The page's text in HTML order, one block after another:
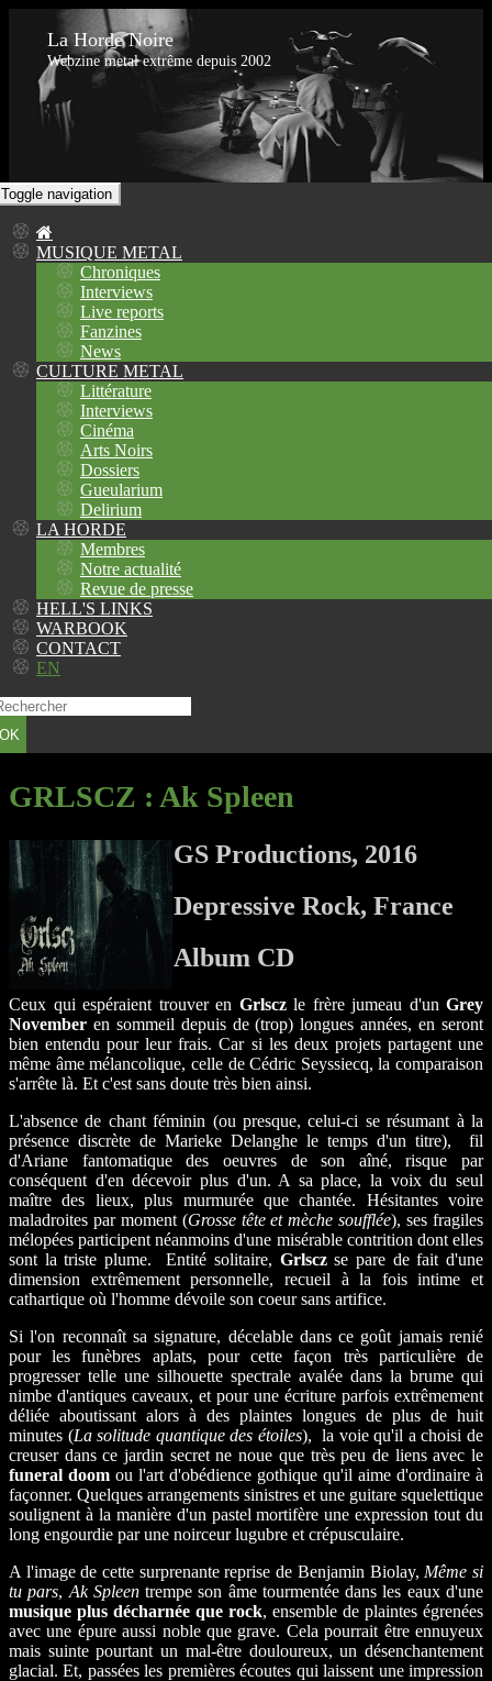
La Horde Noire
Webzine metal extrême depuis 2002
Toggle navigation
MUSIQUE METAL
Chroniques
Interviews
Live reports
Fanzines
News
CULTURE METAL
Littérature
Interviews
Cinéma
Arts Noirs
Dossiers
Gueularium
Delirium
LA HORDE
Membres
Notre actualité
Revue de presse
HELL'S LINKS
WARBOOK
CONTACT
EN
OK
GRLSCZ : Ak Spleen
GS Productions, 2016
Depressive Rock, France
Album CD
Ceux qui espéraient trouver en Grlsczle frère jumeau d'un Grey
November en sommeil depuis de (trop) longues années, en seront
bien entendu pour leur frais. Car si les deux projets partagent une
même âme mélancolique, celle de Cédric Seyssiecq, la comparaison
s'arrête là. Et c'est sans doute très bien ainsi.
L'absence de chant féminin (ou presque, celui-ci se résumant à la
présence discrète de Marieke Delanghe le temps d'un titre), fil
d'Ariane fantomatique des oeuvres de son aîné, risque par
conséquent d'en décevoir plus d'un. A sa place, la voix du seul
maître des lieux, plus murmurée que chantée. Hésitantes voire
maladroites par moment (Grosse tête et mèche soufflée), ses fragiles
mélopées participent néanmoins d'une misérable contrition dont elles
sont la triste plume. Entité solitaire, Grlsczse pare de fait d'une
dimension extrêmement personnelle, recueil à la fois intime et
cathartique où l'homme dévoile son coeur sans artifice.
Si l'on reconnaît sa signature, décelable dans ce goût jamais renié
pour les funèbres aplats, pour cette façon très particulière de
progresser telle une silhouette spectrale avalée dans la brume qui
nimbe d'antiques caveaux, et pour une écriture parfois extrêmement
déliée aboutissant alors à des plaintes longues de plus de huit
minutes (La solitude quantique des étoiles), la voie qu'il a choisi de
creuser dans ce jardin secret ne noue que très peu de liens avec le
funeral doom ou l'art d'obédience gothique qu'il aime d'ordinaire à
façonner. Quelques arrangements sinistres et une guitare squelettique
soulignent à la manière d'un pastel mortifère une expression tout du
long engourdie par une noirceur lugubre et crépusculaire.
A l'image de cette surprenante reprise de Benjamin Biolay, Même si
tu pars, Ak Spleentrempe son âme tourmentée dans les eaux d'une
musique plus décharnée que rock, ensemble de plaintes égrenées
avec une épure aussi noble que grave. Cela pourrait être ennuyeux
mais suinte pourtant un mal-être douloureux, un désenchantement
glacial. Et, passées les premières écoutes qui laissent une impression